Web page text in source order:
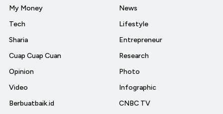
My Money
Tech
Sharia
Cuap Cuap Cuan
Opinion
Video
Berbuatbaik.id
News
Lifestyle
Entrepreneur
Research
Photo
Infographic
CNBC TV